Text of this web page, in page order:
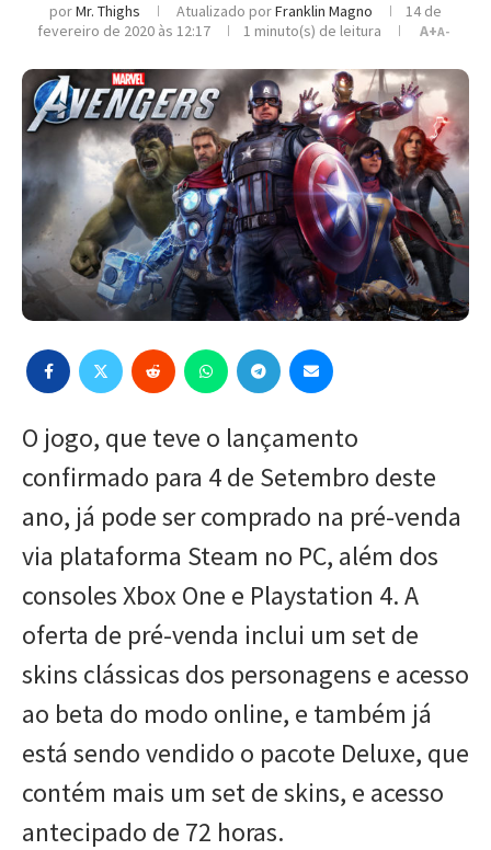
porMr. Thighs Atualizado porFranklin Magno
14 de
fevereiro de 2020 às 12:17
1 minuto(s) de leitura A+A-
O jogo, que teve o lançamento
confirmado para 4 de Setembro deste
ano, já pode ser comprado na pré-venda
via plataforma Steam no PC, além dos
consoles Xbox One e Playstation 4. A
oferta de pré-venda inclui um set de
skins clássicas dos personagens e acesso
ao beta do modo online, e também já
está sendo vendido o pacote Deluxe, que
contém mais um set de skins, e acesso
antecipado de 72 horas.